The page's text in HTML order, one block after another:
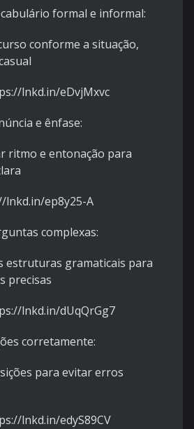
formal e informal:
conforme a situação,
lnkd.in/eDvjMxvc
e ênfase:
ritmo e entonação para
lnkd.in/ep8y25-A
complexas:
estruturas gramaticais para
precisas
lnkd.in/dUqQrGg7
corretamente:
para evitar erros
lnkd.in/edyS89CV